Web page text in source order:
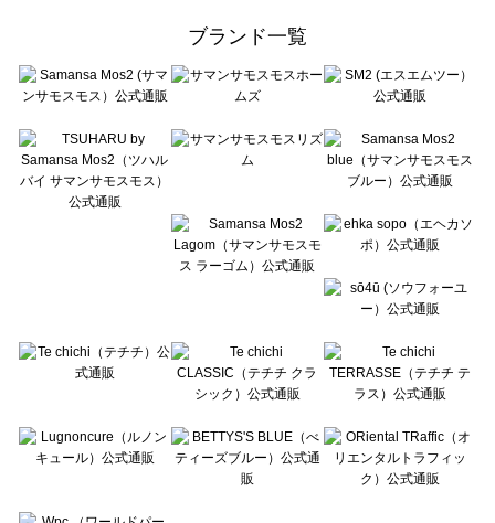
sō4ū（ソウフォーユー）のボトムス一覧
Te chichi（テチチ）のボトムス一覧
Te chichi CLASSIC（テチチ クラシック）のボトムス一覧
Lugnoncure（ルノンキュール）のボトムス一覧
BETTY'S BLUE（べティーズブルー）のボトムス一覧
Wpc.（ワールドパーティー）のボトムス一覧
ブランド一覧